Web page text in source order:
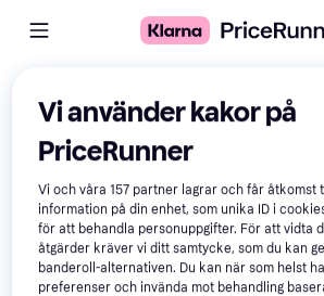
Jämför produkter
Visa endast skillnader
Vi använder kakor på
PriceRunner
Vi och våra157 partner lagrar och får åtkomst
information på din enhet, som unika ID i
för att behandla personuppgifter. För att vidta
åtgärder kräver vi ditt samtycke, som du kan
banderoll-alternativen. Du kan när som helst
preferenser och invända mot behandling